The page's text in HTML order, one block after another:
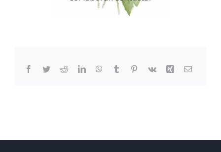
Facebook
TwitterRedditLinkedInWhatsApp
Tumblr Pinterest
Vk Xing Email: